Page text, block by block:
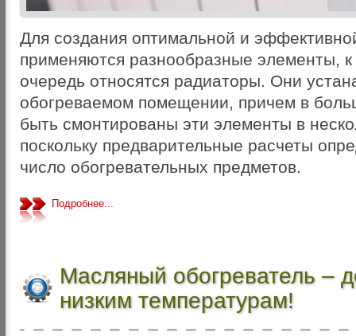
Для создания оптимальной и
применяются разнообразные элементы,
очередь относятся радиаторы. Они
обогреваемом помещении, причем в
быть смонтированы эти элементы в
поскольку предварительные расчеты
число обогревательных предметов.
Подробнее...
Масляный обогреватель –
низким температурам!